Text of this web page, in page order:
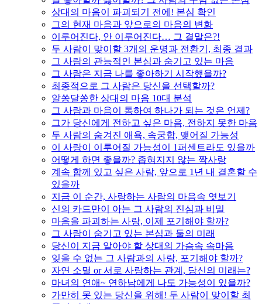
상대의 마음이 파괴되기 전에! 본심 확인
그의 현재 마음과 앞으로의 마음의 변화
이루어진다, 안 이루어진다… 그 결말은?!
두 사람이 맞이할 3개의 운명과 전환기, 최종 결과
그 사람의 관능적인 본심과 숨기고 있는 마음
그 사람은 지금 나를 좋아하기 시작했을까?
최종적으로 그 사람은 당신을 선택할까?
알쏭달쏭한 상대의 마음 10대 분석
그 사람과 마음이 통하여 하나가 되는 것은 언제?
그가 당신에게 전하고 싶은 마음, 전하지 못한 마음
두 사람의 숨겨진 애욕, 속궁합, 맺어질 가능성
이 사랑이 이루어질 가능성이 1퍼센트라도 있을까
어떻게 하면 좋을까? 좁혀지지 않는 짝사랑
계속 함께 있고 싶은 사람, 앞으로 1년 내 결혼할 수
있을까
지금 이 순간, 사랑하는 사람의 마음속 엿보기
신의 카드만이 아는 그 사람의 진심과 비밀
마음을 파괴하는 사랑, 이제 포기해야 할까?
그 사람이 숨기고 있는 본심과 둘의 미래
당신이 지금 알아야 할 상대의 가슴속 속마음
잊을 수 없는 그 사람과의 사랑, 포기해야 할까?
자연 소멸 or 서로 사랑하는 관계, 당신의 미래는?
마녀의 연애~ 연하남에게 나도 가능성이 있을까?
가만히 못 있는 당신을 위해! 두 사람이 맞이할 최